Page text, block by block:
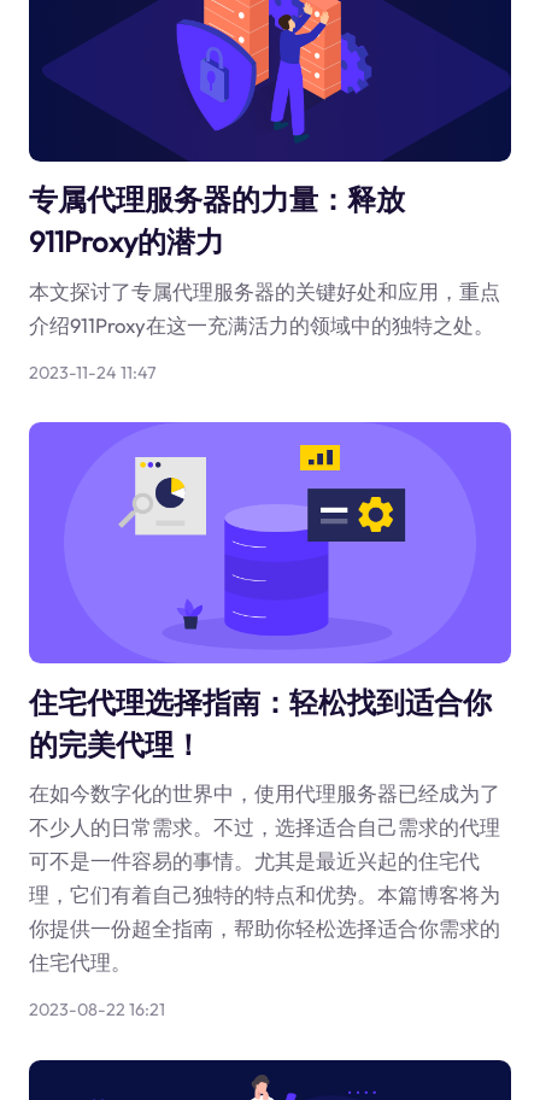
专属代理服务器的力量：释放
911Proxy的潜力
本文探讨了专属代理服务器的关键好处和应用，重点
介绍911Proxy在这一充满活力的领域中的独特之处。
2023-11-24 11:47
住宅代理选择指南：轻松找到适合你
的完美代理！
在如今数字化的世界中，使用代理服务器已经成为了
不少人的日常需求。不过，选择适合自己需求的代理
可不是一件容易的事情。尤其是最近兴起的住宅代
理，它们有着自己独特的特点和优势。本篇博客将为
你提供一份超全指南，帮助你轻松选择适合你需求的
住宅代理。
2023-08-22 16:21